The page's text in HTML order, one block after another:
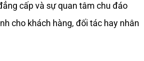
cấp và sự quan tâm chu đáo
cho khách hàng, đối tác hay nhân